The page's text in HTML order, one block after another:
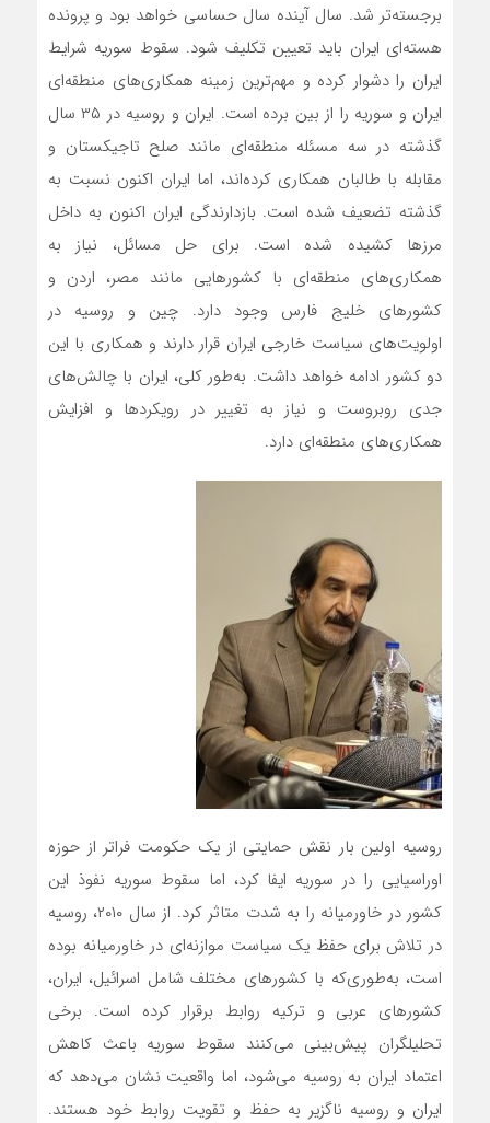
برجسته‌تر شد. سال آینده سال حساسی خواهد بود و پرونده
هسته‌ای ایران باید تعیین تکلیف شود. سقوط سوریه شرایط
ایران را دشوار کرده و مهم‌ترین زمینه همکاری‌های منطقه‌ای
ایران و سوریه را از بین برده است. ایران و روسیه در ۳۵ سال
گذشته در سه مسئله منطقه‌ای مانند صلح تاجیکستان و
مقابله با طالبان همکاری کرده‌اند، اما ایران اکنون نسبت به
گذشته تضعیف شده است. بازدارندگی ایران اکنون به داخل
مرزها کشیده شده است. برای حل مسائل، نیاز به
همکاری‌های منطقه‌ای با کشورهایی مانند مصر، اردن و
کشورهای خلیج فارس وجود دارد. چین و روسیه در
اولویت‌های سیاست خارجی ایران قرار دارند و همکاری با این
دو کشور ادامه خواهد داشت. به‌طور کلی، ایران با چالش‌های
جدی روبروست و نیاز به تغییر در رویکردها و افزایش
همکاری‌های منطقه‌ای دارد.
روسیه اولین بار نقش حمایتی از یک حکومت فراتر از حوزه
اوراسیایی را در سوریه ایفا کرد، اما سقوط سوریه نفوذ این
کشور در خاورمیانه را به شدت متاثر کرد. از سال ۲۰۱۰، روسیه
در تلاش برای حفظ یک سیاست موازنه‌ای در خاورمیانه بوده
است، به‌طوری‌که با کشورهای مختلف شامل اسرائیل، ایران،
کشورهای عربی و ترکیه روابط برقرار کرده است. برخی
تحلیلگران پیش‌بینی می‌کنند سقوط سوریه باعث کاهش
اعتماد ایران به روسیه می‌شود، اما واقعیت نشان می‌دهد که
ایران و روسیه ناگزیر به حفظ و تقویت روابط خود هستند.